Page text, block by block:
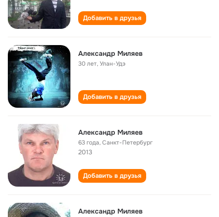
Добавить в друзья
Александр Миляев
30 лет,Улан-Удэ
Добавить в друзья
Александр Миляев
63 года,Санкт-Петербург
2013
Добавить в друзья
Александр Миляев